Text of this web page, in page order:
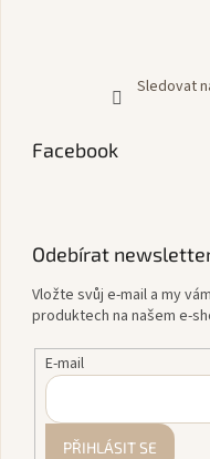
Sledovat
Facebook
Odebírat
Vložte svůj e-mail a my
produktech na našem e-
E-mail
PŘIHLÁSIT SE